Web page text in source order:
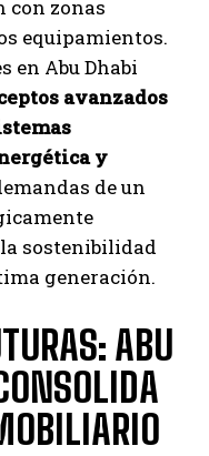
con zonas
equipamientos.
en Abu Dhabi
avanzados
y
de un
sostenibilidad
generación.
ABU